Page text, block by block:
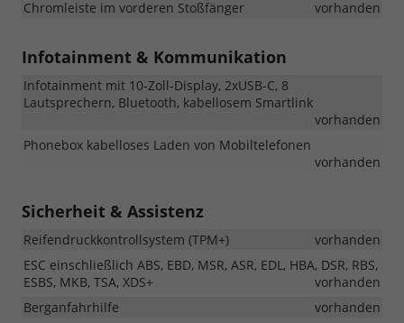
Chromleiste im vorderen Stoßfänger
vorhanden
Infotainment & Kommunikation
Infotainment mit 10-Zoll-Display, 2xUSB-C, 8
Lautsprechern, Bluetooth, kabellosem Smartlink
vorhanden
Phonebox kabelloses Laden von Mobiltelefonen
vorhanden
Sicherheit & Assistenz
Reifendruckkontrollsystem (TPM+)
vorhanden
ESC einschließlich ABS, EBD, MSR, ASR, EDL, HBA, DSR, RBS,
ESBS, MKB, TSA, XDS+
vorhanden
Berganfahrhilfe
vorhanden